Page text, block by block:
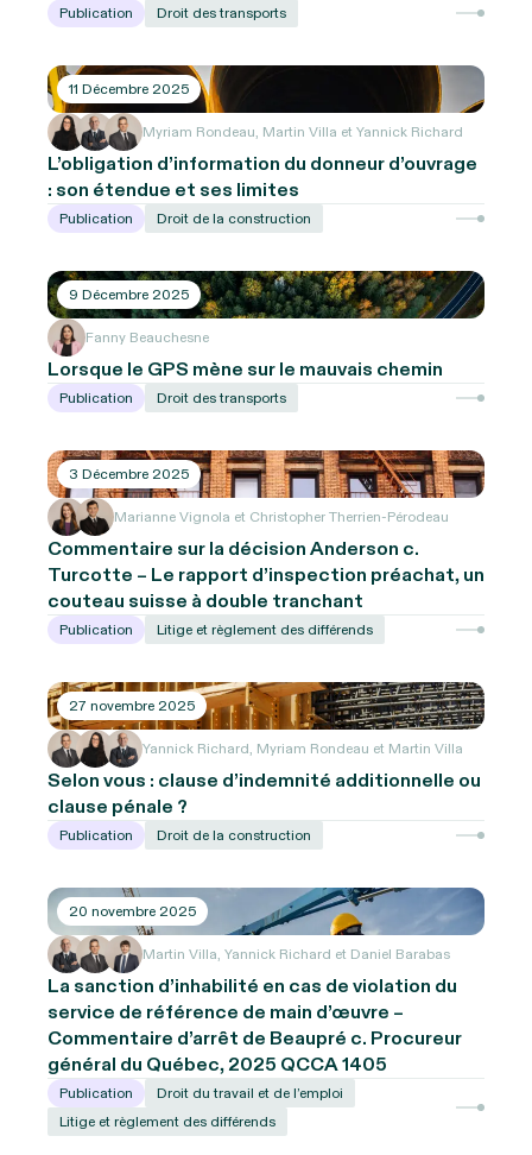
Publication Droit des transports
11 Décembre 2025
Myriam Rondeau, Martin Villa et Yannick Richard
L’obligation d’information du donneur d’ouvrage
: son étendue et ses limites
Publication Droit de la construction
9 Décembre 2025
Fanny Beauchesne
Lorsque le GPS mène sur le mauvais chemin
Publication Droit des transports
3 Décembre 2025
Marianne Vignola et Christopher Therrien-Pérodeau
Commentaire sur la décision Anderson c.
Turcotte – Le rapport d’inspection préachat, un
couteau suisse à double tranchant
Publication Litige et règlement des différends
27 novembre 2025
Yannick Richard, Myriam Rondeau et Martin Villa
Selon vous : clause d’indemnité additionnelle ou
clause pénale ?
Publication Droit de la construction
20 novembre 2025
Martin Villa, Yannick Richard et Daniel Barabas
La sanction d’inhabilité en cas de violation du
service de référence de main d’œuvre –
Commentaire d’arrêt de Beaupré c. Procureur
général du Québec, 2025 QCCA 1405
Publication
Droit du travail et de l’emploi
Litige et règlement des différends